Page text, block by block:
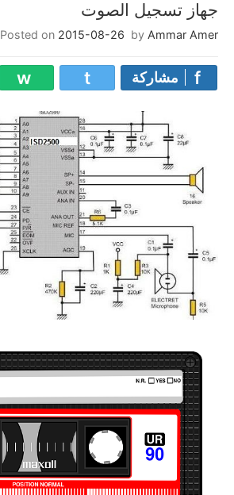
جهاز تسجيل الصوت
Posted on 2015-08-26 by Ammar Amer
مشاركة